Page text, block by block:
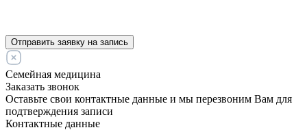
Отправить заявку на запись
Семейная медицина
Заказать звонок
Оставьте свои контактные данные и мы перезвоним Вам для
подтверждения записи
Контактные данные